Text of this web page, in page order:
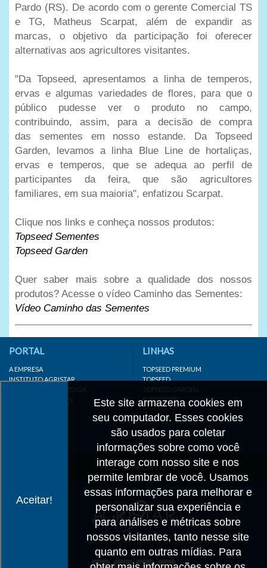
Pardo (RS). De acordo com o gerente Comercial TS
e TG, Matheus Scarpat, além de expandir as
marcas, o objetivo da participação foi oferecer
alternativas aos agricultores visitantes.
"Da Topseed, apresentamos a linha de temperos,
ervas e algumas variedades de flores, para que o
público pudesse ver o produto no campo,
contribuindo, assim, para a decisão de compra
das sementes em nosso estande. Da Topseed
Garden, levamos a linha Blue Line de hortaliças,
ervas e temperos, que se adequa ao perfil de
participantes da feira, que são agricultores
familiares, em sua maioria", enfatizou Scarpat.
Clique nos links e conheça nossos produtos:
Topseed Sementes
Topseed Garden
Quer saber mais sobre a qualidade dos nossos
produtos? Acesse o vídeo Caminho das Sementes:
Vídeo Caminho das Sementes
Aceitar!
Este site armazena cookies em
seu computador. Esses cookies
são usados para coletar
informações sobre como você
interage com nosso site e nos
permite lembrar de você. Usamos
essas informações para melhorar e
personalizar sua experiência e
para análises e métricas sobre
nossos visitantes, tanto nesse site
quanto em outras mídias. Para
PORTAL
A EMPRESA
INSTITUTO AGRISTAR
DISTRIBUIDOR/REVENDA
LINKS IMPORTANTES
LINHAS
TOPSEED PREMIUM
TOPSEED
TOPSEED GARDEN
SUPERSEED
ATENDIMENTO
CADASTRO
TRABALHE CONOSCO